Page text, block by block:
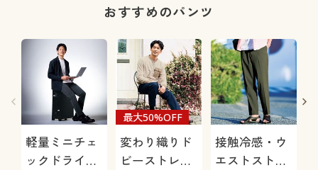
おすすめのパンツ
軽量ミニチェ
ックドライイ
変わり織りド
ビーストレッ
最大50%OFF
接触冷感・ウ
エストストレ